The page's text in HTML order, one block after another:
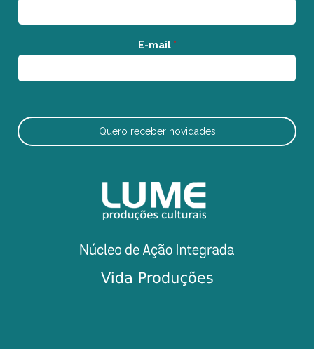
E-mail *
Quero receber novidades